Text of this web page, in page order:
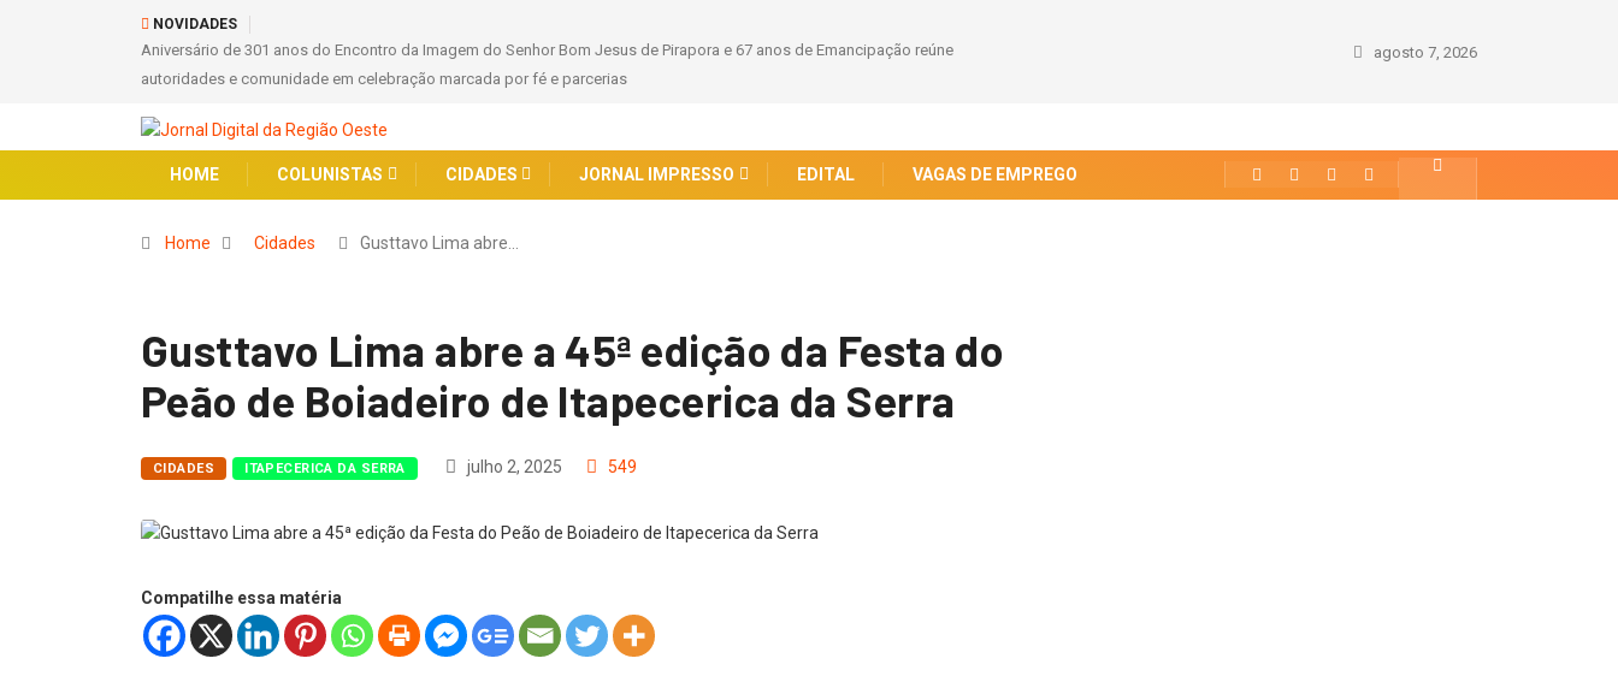
NOVIDADES
Agosto Dourado: Maternidade Leonor Mendes de Barros Convoca para a Doação de Leite Humano, um Gesto de Vida agosto 7, 2026
HOME COLUNISTAS CIDADES JORNAL IMPRESSO EDITAL VAGAS DE EMPREGO
Home Cidades Gusttavo Lima abre…
Gusttavo Lima abre a 45ª edição da Festa do
Peão de Boiadeiro de Itapecerica da Serra
CIDADES ITAPECERICA DA SERRA julho 2, 2025 549
Compatilhe essa matéria